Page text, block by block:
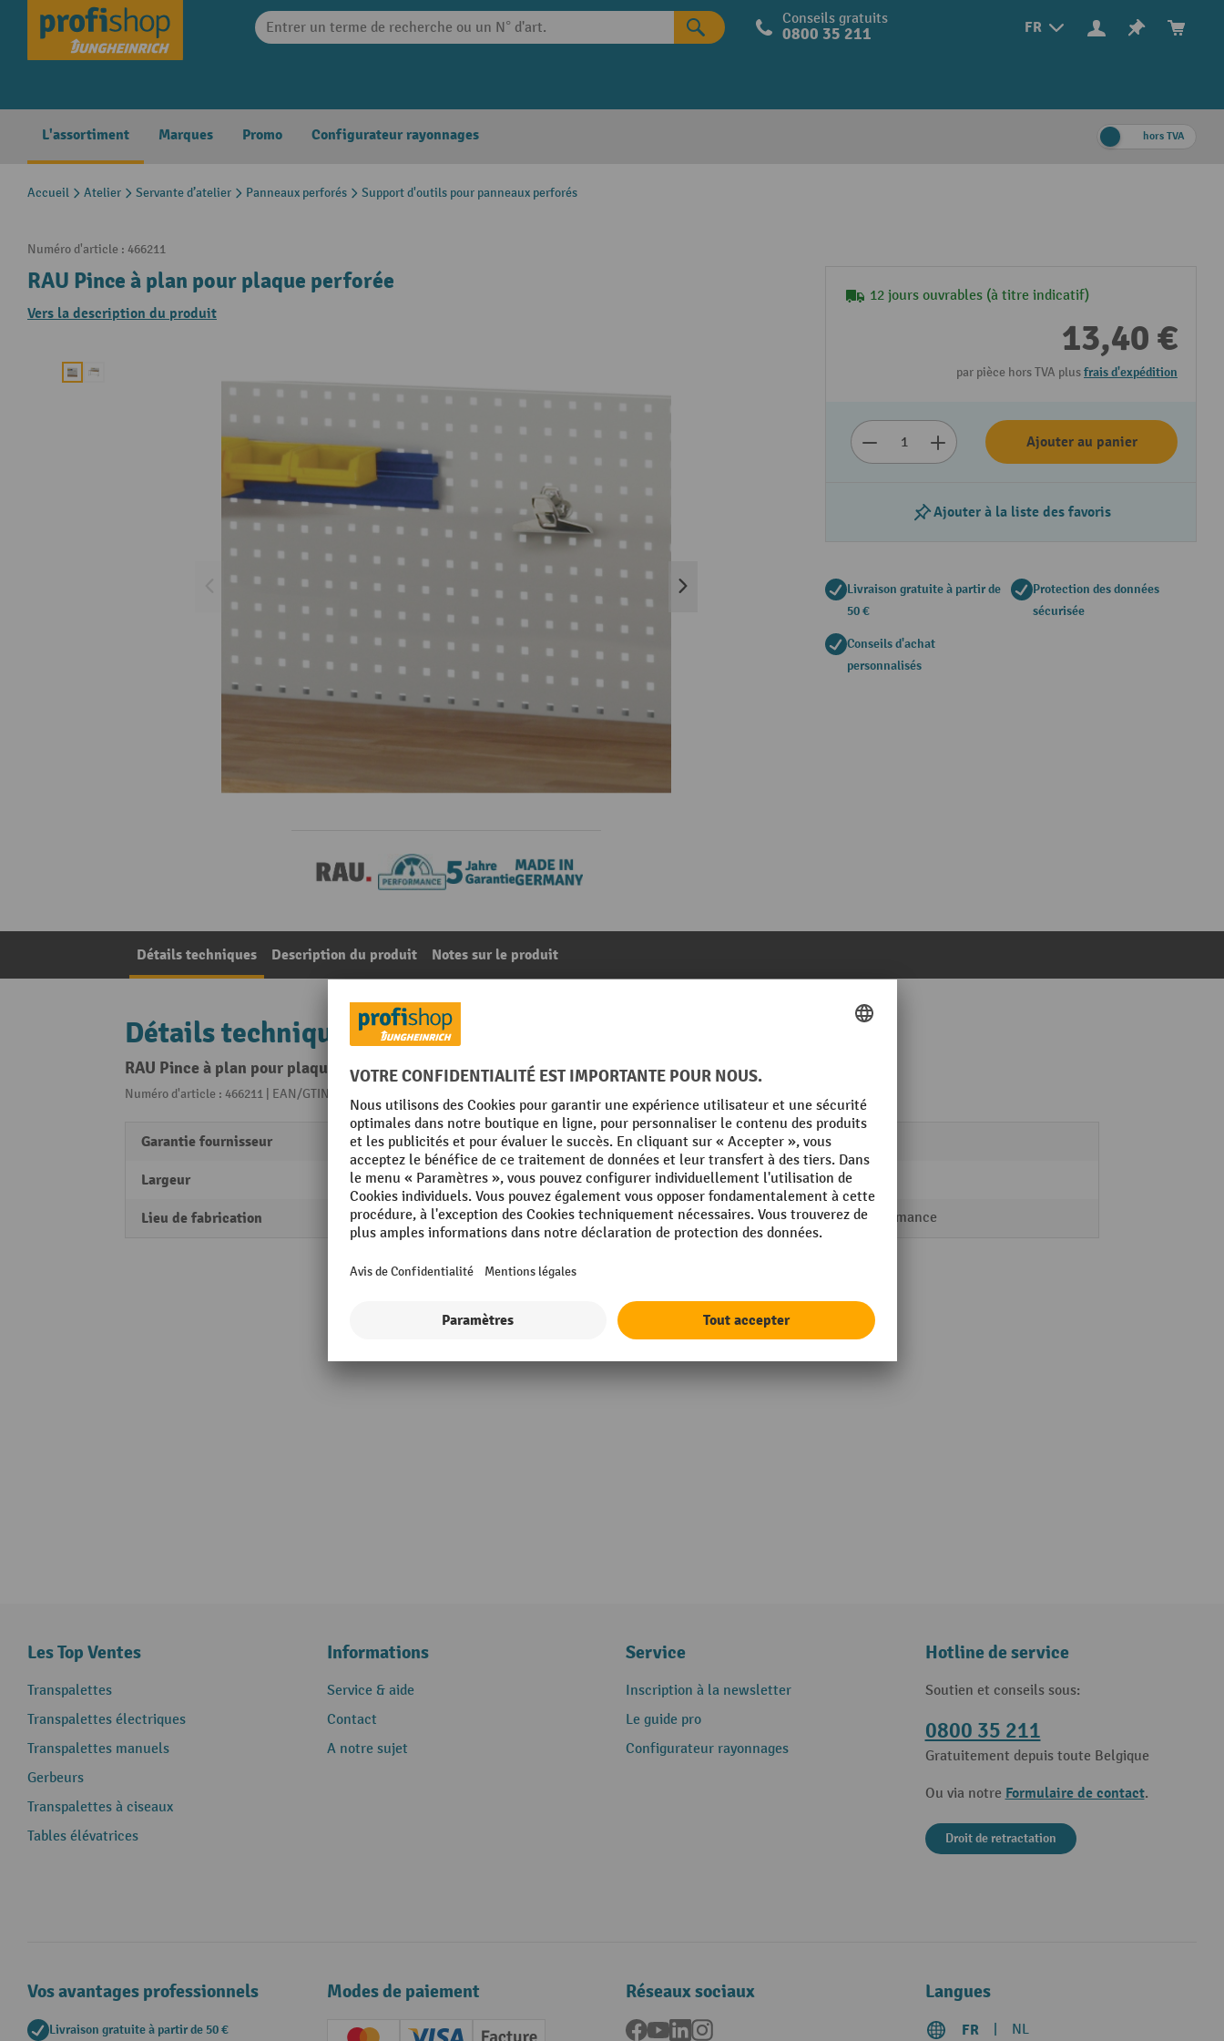
Skip to main navigation FR
Conseils gratuits
0800 35 211
L'assortiment Marques Promo Configurateur rayonnages hors TVA
Accueil Atelier Servante d’atelier Panneaux perforés Support d'outils pour panneaux perforés
Numéro d'article : 466211
RAU Pince à plan pour plaque perforée
Vers la description du produit
12 jours ouvrables (à titre indicatif)
13,40 €
par pièce hors TVA plusfrais d'expédition
Ajouter au panier
Ajouter à la liste des favoris
Livraison gratuite à partir de
50 €
Protection des données
sécurisée
Conseils d'achat
personnalisés
Détails techniques Description du produit Notes sur le produit
Détails techniques
RAU Pince à plan pour plaque perforée
Numéro d'article : 466211 | EAN/GTIN: 4040376958891
Garantie fournisseur 5
Largeur 125 mm
Lieu de fabrication Made in Germany
Marque
Poids propre
Rubrique Performance
Les Top Ventes
Transpalettes
Transpalettes électriques
Transpalettes manuels
Gerbeurs
Transpalettes à ciseaux
Tables élévatrices
Informations
Service & aide
Contact
A notre sujet
Service
Inscription à la newsletter
Le guide pro
Configurateur rayonnages
Hotline de service
Soutien et conseils sous:
0800 35 211
Gratuitement depuis toute Belgique
Ou via notre Formulaire de contact.
Droit de retractation
Vos avantages professionnels
Livraison gratuite à partir de 50 €
Modes de paiement Réseaux sociaux
Facebook
YouTubeLinkedInInstagram
Langues
FR NL